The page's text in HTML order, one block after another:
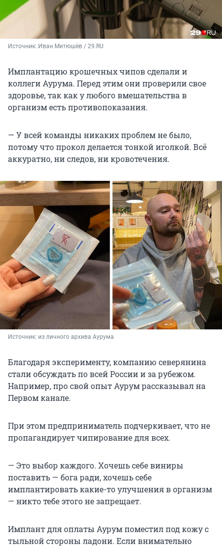
Источник: Иван Митюшёв / 29.RU
Имплантацию крошечных чипов сделали и
коллеги Аурума. Перед этим они проверили свое
здоровье, так как у любого вмешательства в
организм есть противопоказания.
— У всей команды никаких проблем не было,
потому что прокол делается тонкой иголкой. Всё
аккуратно, ни следов, ни кровотечения.
Источник: из личного архива Аурума
Благодаря эксперименту, компанию северянина
стали обсуждать по всей России и за рубежом.
Например, про свой опыт Аурум рассказывал на
Первом канале.
При этом предприниматель подчеркивает, что не
пропагандирует чипирование для всех.
— Это выбор каждого. Хочешь себе виниры
поставить — бога ради, хочешь себе
имплантировать какие-то улучшения в организм
— никто тебе этого не запрещает.
Имплант для оплаты Аурум поместил под кожу с
тыльной стороны ладони. Если внимательно